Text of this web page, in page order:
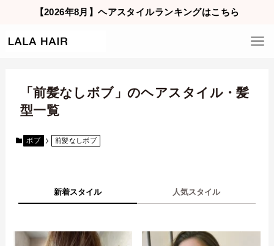
【2026年8月】ヘアスタイルランキングはこちら
「前髪なしボブ」のヘアスタイル・髪
型一覧
ボブ 前髪なしボブ
新着スタイル 人気スタイル